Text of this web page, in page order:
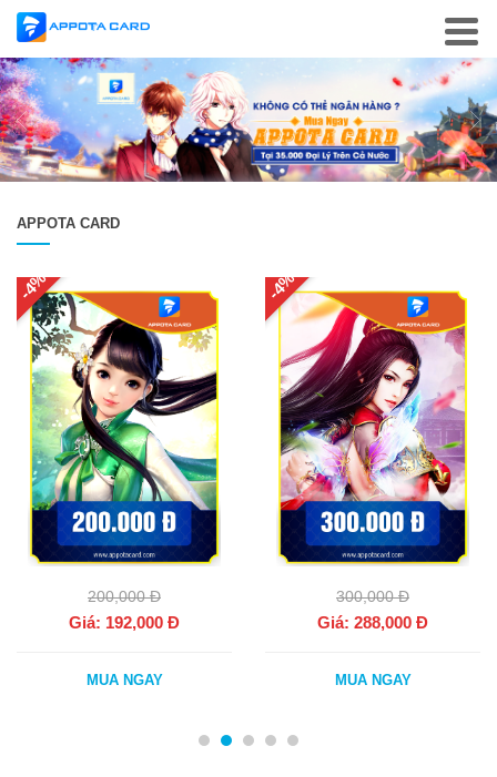
APPOTA CARD
-4%
200,000 Đ
Giá: 192,000 Đ
MUA NGAY
-4%
300,000 Đ
Giá: 288,000 Đ
MUA NGAY